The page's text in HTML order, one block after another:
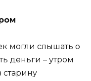
могли слышать о
деньги – утром